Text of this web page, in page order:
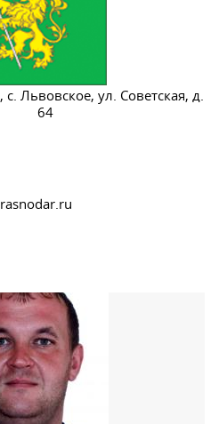
Львовское, ул. Советская, д.
64